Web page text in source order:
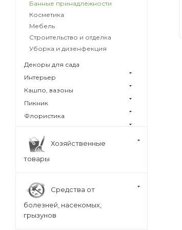
Банные принадлежности
Косметика
Мебель
Строительство и отделка
Уборка и дизенфекция
Декоры для сада
Интерьер
Кашпо, вазоны
Пикник
Флористика
Хозяйственные
товары
Средства от
болезней, насекомых,
грызунов